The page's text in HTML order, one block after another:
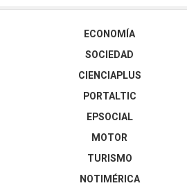
ECONOMÍA
SOCIEDAD
CIENCIAPLUS
PORTALTIC
EPSOCIAL
MOTOR
TURISMO
NOTIMÉRICA